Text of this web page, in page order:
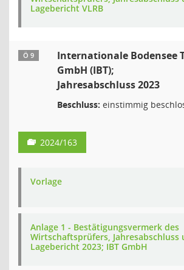
Lagebericht VLRB
Ö 9
Internationale Bodensee
GmbH (IBT);
Jahresabschluss 2023
Beschluss: einstimmig
2024/163
Vorlage
Anlage 1 - Bestätigungsvermerk des
Wirtschaftsprüfers, Jahresabschluss
Lagebericht 2023; IBT GmbH